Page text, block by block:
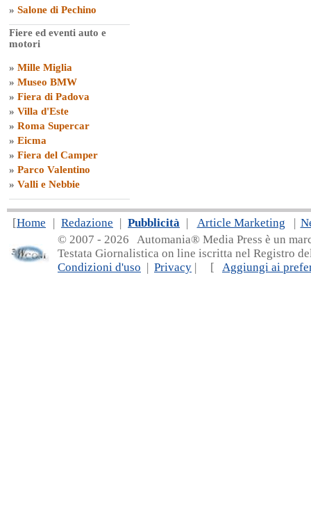
» Salone di Pechino
Fiere ed eventi auto e
motori
» Mille Miglia
» Museo BMW
» Fiera di Padova
» Villa d'Este
» Roma Supercar
» Eicma
» Fiera del Camper
» Parco Valentino
» Valli e Nebbie
[Home | Redazione | Pubblicità | Article Marketing |
© 2007 - 2026 Automania® Media Press è un
Testata Giornalistica on line iscritta nel Registro
Condizioni d'uso | Privacy | [ Aggiungi ai